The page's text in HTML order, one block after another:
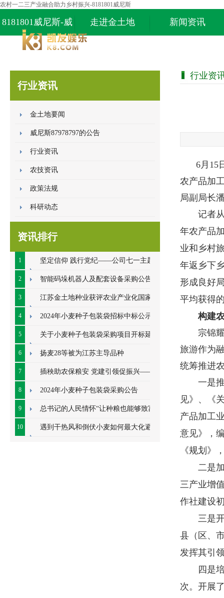
农村一二三产业融合助力乡村振兴-8181801威尼斯
8181801威尼斯-威
尼斯87978797
走进金土地 新闻资讯
行业资讯
金土地要闻
威尼斯87978797的公告
行业资讯
农技资讯
政策法规
科研动态
资讯排行
1 坚定信仰 践行党纪——公司七一主题党
日系列活动顺利开展
2 智能码垛机器人及配套设备采购公告
3 江苏金土地种业获评农业产业化国家重
点龙头企业
4 2024年小麦种子包装袋招标中标公示
5 关于小麦种子包装袋采购项目开标延期
的公告
6 扬麦28等被为江苏主导品种
7 插秧助农保粮安 党建引领促振兴——七
里甸社区党总支、公司党支部联合开展插秧助
农耕
8 2024年小麦种子包装袋采购公告
9 总书记的人民情怀“让种粮也能够致富”
10 遇到干热风和倒伏小麦如何最大化避免
行业资
6月 15
农产品加
局副局长
记者从
年农产品
业和乡村
年返乡下
形成良好
平均获得
构建
宗锦耀
旅游作为
统筹推进
一是推
见》、《
产品加工
意见》，
《规划》
二是加
三产业增
作社建设
三是开
县（区、
发挥其引
四是培
次。开展